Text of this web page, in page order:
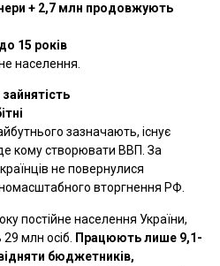
+ 2,7 млн продовжують
15 років
населення.
зазначають, існує
кому створювати ВВП. За
не повернулися
вторгнення РФ.
постійне населення України,
млн осіб.
Працюють лише 9,1-
бюджетників,